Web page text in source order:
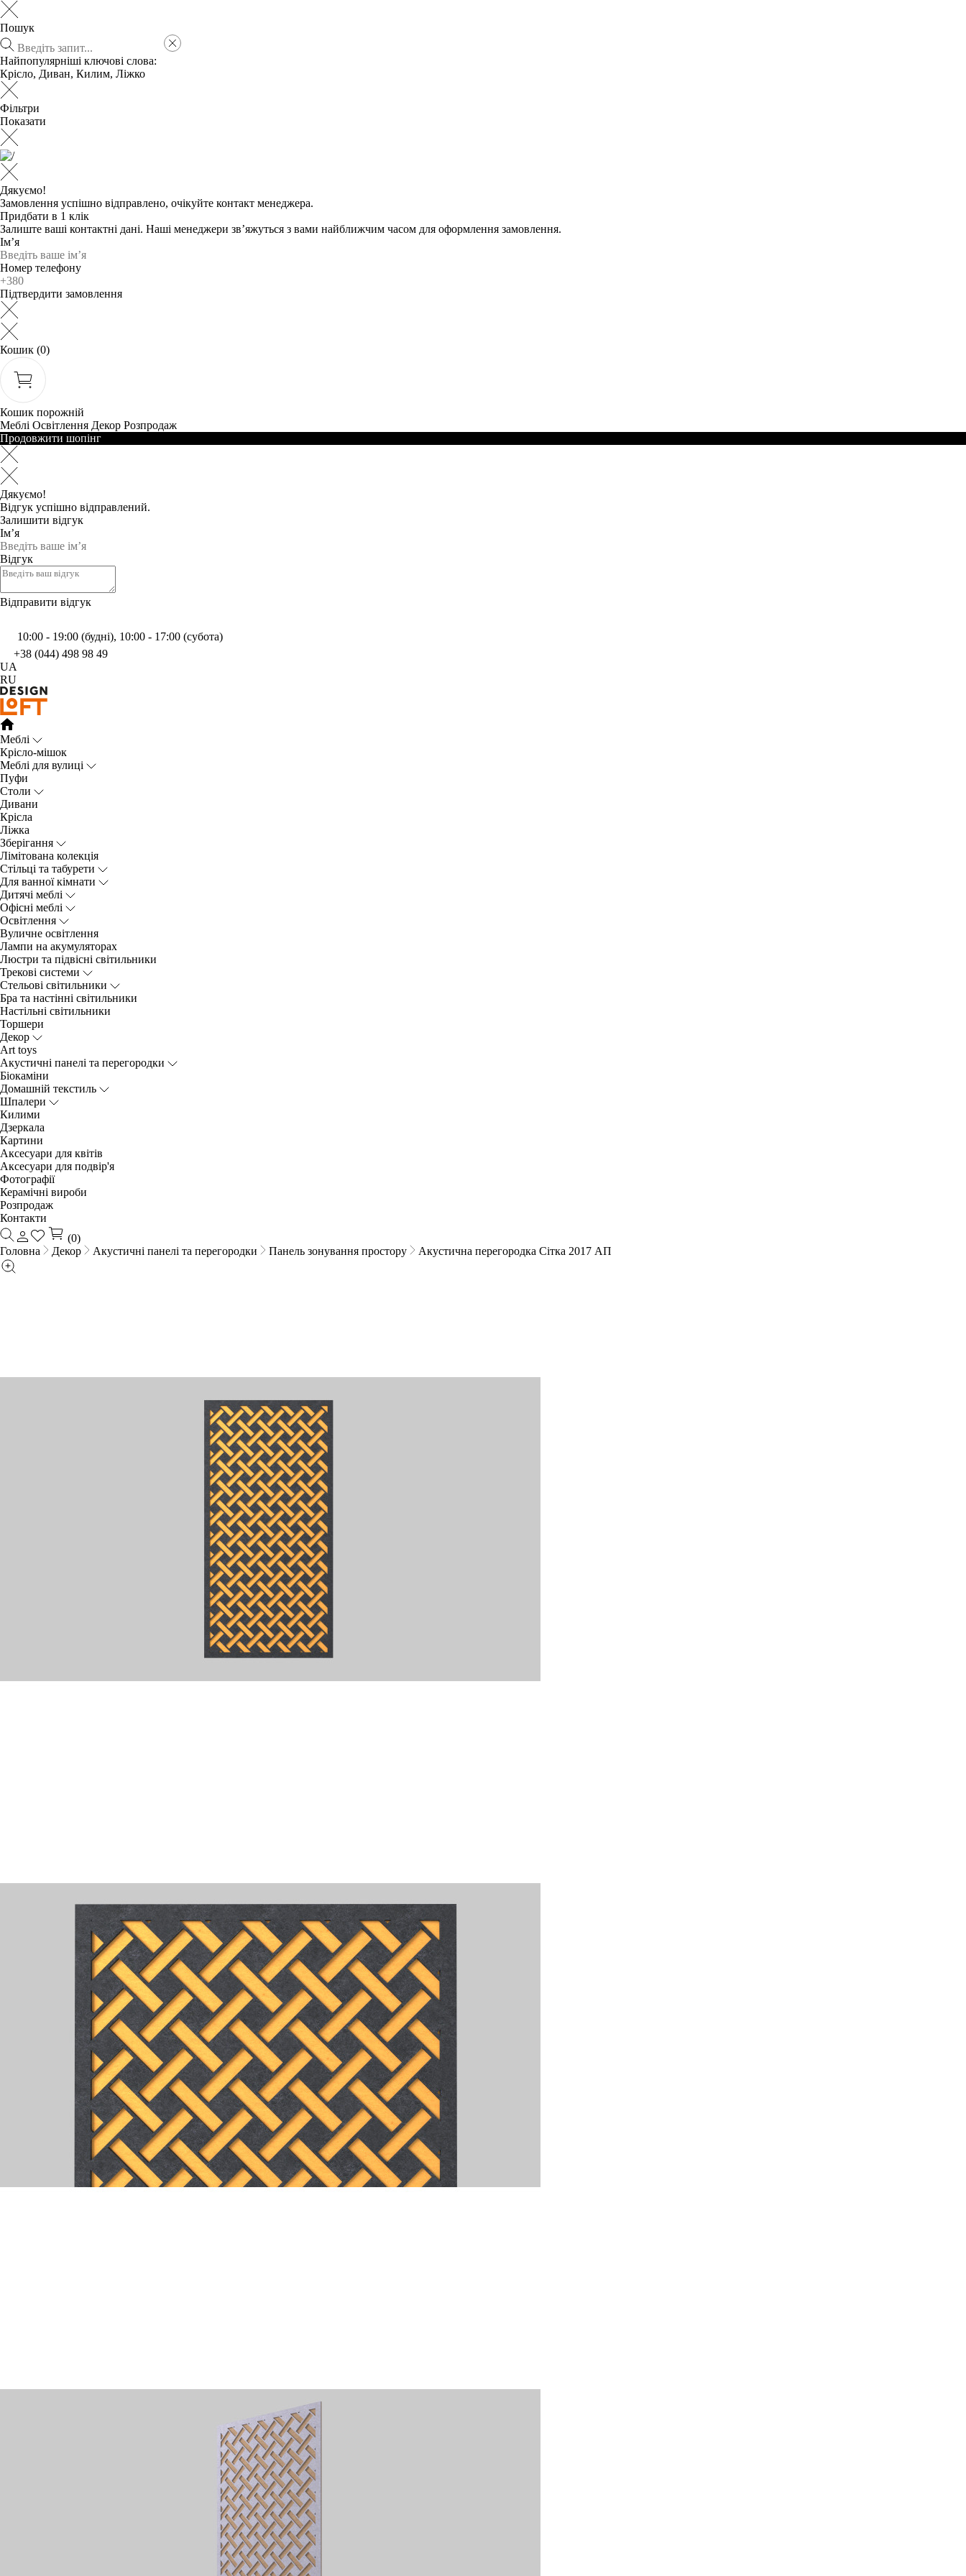
Пошук
Найпопулярніші ключові слова:
Крісло, Диван, Килим, Ліжко
Фільтри
Показати
Дякуємо!
Замовлення успішно відправлено, очікуйте контакт менеджера.
Придбати в 1 клік
Залиште ваші контактні дані. Наші менеджери зв’яжуться з вами найближчим часом для оформлення замовлення.
Ім’я
Номер телефону
Підтвердити замовлення
Кошик (0)
Кошик порожній
Меблі Освітлення Декор Розпродаж
Продовжити шопінг
Дякуємо!
Відгук успішно відправлений.
Залишити відгук
Ім’я
Відгук
Відправити відгук
10:00 - 19:00 (будні), 10:00 - 17:00 (субота)
+38 (044) 498 98 49
UA
RU
Меблі
Крісло-мішок
Меблі для вулиці
Пуфи
Столи
Дивани
Крісла
Ліжка
Зберігання
Лімітована колекція
Стільці та табурети
Для ванної кімнати
Дитячі меблі
Офісні меблі
Освітлення
Вуличне освітлення
Лампи на акумуляторах
Люстри та підвісні світильники
Трекові системи
Cтельові світильники
Бра та настінні світильники
Настільні світильники
Торшери
Декор
Art toys
Акустичні панелі та перегородки
Біокаміни
Домашній текстиль
Шпалери
Килими
Дзеркала
Картини
Аксесуари для квітів
Аксесуари для подвір'я
Фотографії
Керамічні вироби
Розпродаж
Контакти
(0)
Головна
Декор Акустичні панелі та перегородки Панель зонування простору Акустична перегородка Сітка 2017 АП